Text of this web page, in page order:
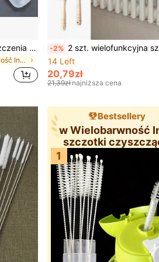
Zestaw szczotek do czyszczenia słomek o bardzo długiej długości – wytrzymały materiał plastikowy, bez prądu, klasa komercyjna, bardzo skuteczne czyszczenie
w Wielobarwność Inne szczotki czyszczące
-2% 2 szt. wielofunkcyjna szczotka do czyszczenia grzejników z długą rączką, szczotka do czyszczenia otworu wentylacyjnego suszarki, zestaw do czyszczenia otworu wentylacyjnego suszarki ze stali nierdzewnej, szczotka do usuwania kłaczków z suszarki, ręczna szczotka do kłaczków, elastyczna szczotka do zbierania
14 Left
20,79zł
21,39zł najniższa cena
Bestsellery
w Wielobarwność
szczotki
1